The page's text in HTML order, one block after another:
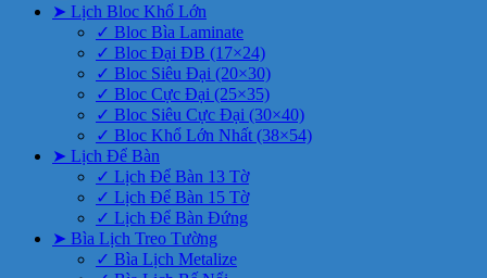
➤ Lịch Bloc Khổ Lớn
✓ Bloc Bìa Laminate
✓ Bloc Đại ĐB (17×24)
✓ Bloc Siêu Đại (20×30)
✓ Bloc Cực Đại (25×35)
✓ Bloc Siêu Cực Đại (30×40)
✓ Bloc Khổ Lớn Nhất (38×54)
➤ Lịch Để Bàn
✓ Lịch Để Bàn 13 Tờ
✓ Lịch Để Bàn 15 Tờ
✓ Lịch Để Bàn Đứng
➤ Bìa Lịch Treo Tường
✓ Bìa Lịch Metalize